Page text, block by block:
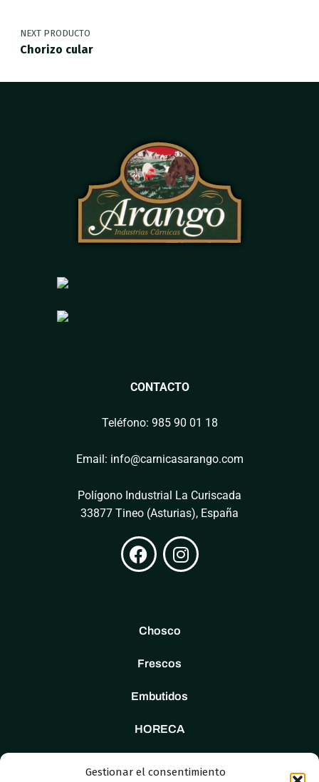
Gestionar el consentimiento
NEXT PRODUCTO
Chorizo cular
CONTACTO
Teléfono: 985 90 01 18
Email: info@carnicasarango.com
Polígono Industrial La Curiscada
33877 Tineo (Asturias), España
Chosco
Frescos
Embutidos
HORECA